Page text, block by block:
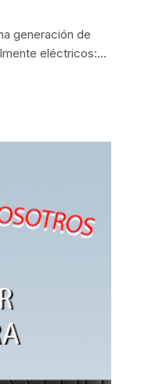
generación de
eléctricos:…